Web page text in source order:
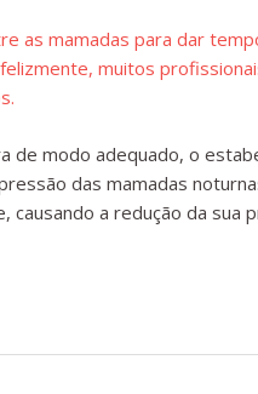
de modo adequado, o
das mamadas
causando a redução da